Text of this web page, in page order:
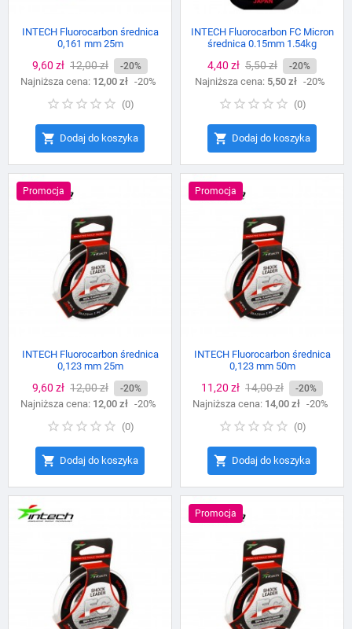
INTECH Fluorocarbon średnica
0,161 mm 25m
Cena
9,60 zł Cena
podstawowa
12,00 zł -20%
Najniższa cena: 12,00 zł -20%
(0)
 Dodaj do koszyka
INTECH Fluorocarbon FC Micron
średnica 0.15mm 1.54kg
Cena
4,40 zł Cena
podstawowa
5,50 zł -20%
Najniższa cena: 5,50 zł -20%
(0)
 Dodaj do koszyka
Promocja
INTECH Fluorocarbon średnica
0,123 mm 25m
Cena
9,60 zł Cena
podstawowa
12,00 zł -20%
Najniższa cena: 12,00 zł -20%
(0)
 Dodaj do koszyka
Promocja
INTECH Fluorocarbon średnica
0,123 mm 50m
Cena
11,20 zł Cena
podstawowa
14,00 zł -20%
Najniższa cena: 14,00 zł -20%
(0)
 Dodaj do koszyka
Promocja